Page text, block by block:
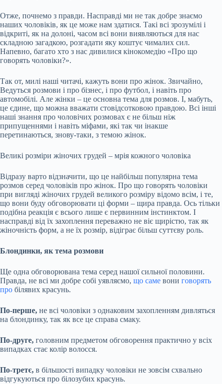
Отже, почнемо з правди. Насправді ми не так добре знаємо
наших чоловіків, як це може нам здатися. Такі всі зрозумілі і
відкриті, як на долоні, часом всі вони виявляються для нас
складною загадкою, розгадати яку коштує чималих сил.
Напевно, багато хто з нас дивилися кінокомедію «Про що
говорять чоловіки?».
Так от, милі наші читачі, кажуть вони про жінок. Звичайно,
Ведуться розмови і про бізнес, і про футбол, і навіть про
автомобілі. Але жінки – це основна тема для розмов. І, мабуть,
це єдине, що можна вважати стовідсотковою правдою. Всі інші
наші знання про чоловічих розмовах є не більш ніж
припущеннями і навіть міфами, які так чи інакше
перетинаються, знову-таки, з темою жінок.
Великі розміри жіночих грудей – мрія кожного чоловіка
Відразу варто відзначити, що це найбільш популярна тема
розмов серед чоловіків про жінок. Про що говорять чоловіки
при вигляді жіночих грудей великого розміру відомо всім, і те,
що вони буду обговорювати ці форми – щира правда. Ось тільки
подібна реакція є всього лише є первинним інстинктом. І
насправді від їх захоплення переважно не віє щирістю, так як
жіночність форм, а не їх розмір, відіграє більш суттєву роль.
Блондинки, як тема розмови
Ще одна обговорювана тема серед нашої сильної половини.
Правда, не всі ми добре собі уявляємо, що саме вони говорять
про білявих красунь.
По-перше, не всі чоловіки з однаковим захопленням дивляться
на блондинку, так як все це справа смаку.
По-друге, головним предметом обговорення практично у всіх
випадках стає колір волосся.
По-третє, в більшості випадку чоловіки не зовсім схвально
відгукуються про білозубих красунь.